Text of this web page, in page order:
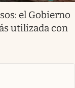
el Gobierno
utilizada con